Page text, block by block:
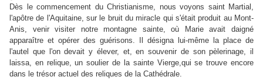
Dès le commencement du Christianisme, nous voyons saint Martial,
l'apôtre de l'Aquitaine, sur le bruit du miracle qui s'était produit au Mont-
Anis, venir visiter notre montagne sainte, où Marie avait daigné
apparaître et opérer des guérisons. Il désigna lui-même la place de
l'autel que l'on devait y élever, et, en souvenir de son pèlerinage, il
laissa, en relique, un soulier de la sainte Vierge,qui se trouve encore
dans le trésor actuel des reliques de la Cathédrale.